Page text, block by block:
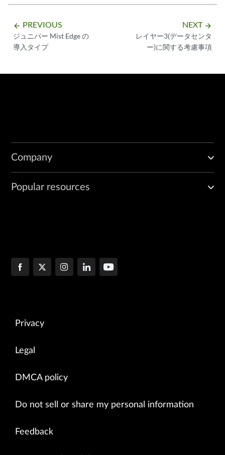
arrow_backward PREVIOUS
ジュニパー Mist Edge の
導入タイプ
NEXT arrow_forward
レイヤー3(データセンタ
ー)に関する考慮事項
Company
Popular resources
Privacy
Legal
DMCA policy
Do not sell or share my personal information
Feedback